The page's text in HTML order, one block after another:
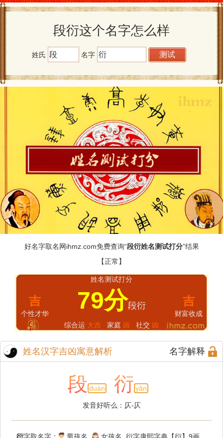
段衍这个名字怎么样
姓氏 名字
好名字取名网ihmz.com免费查询“段衍姓名测试打分”结果
【正常】
吉
个性才华
姓名测试打分
79分段衍
综合运 大吉 家庭 凶 社交 凶
吉
财富收成
姓名汉字吉凶寓意解析 名字解释
段 duàn 衍 yǎn
发音好听么：仄-仄